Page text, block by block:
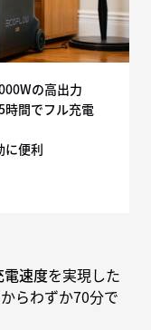
の高出力
時間でフル充電
に便利
速度を実現した
らわずか70分で